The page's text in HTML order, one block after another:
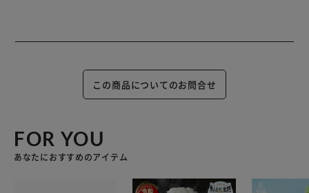
この商品についてのお問合せ
FOR YOU
あなたにおすすめのアイテム